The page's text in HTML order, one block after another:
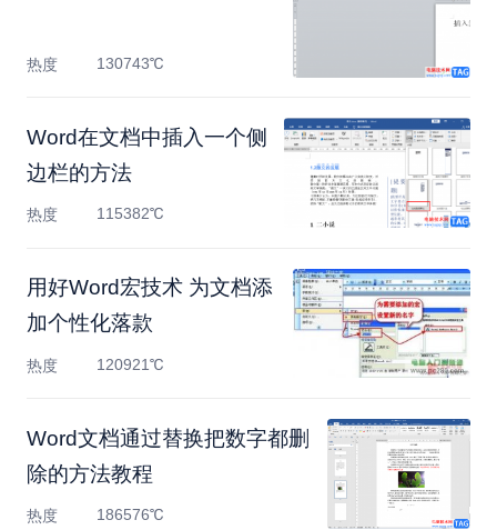
热度 130743℃
Word在文档中插入一个侧
边栏的方法
热度 115382℃
用好Word宏技术 为文档添
加个性化落款
热度 120921℃
Word文档通过替换把数字都删
除的方法教程
热度 186576℃